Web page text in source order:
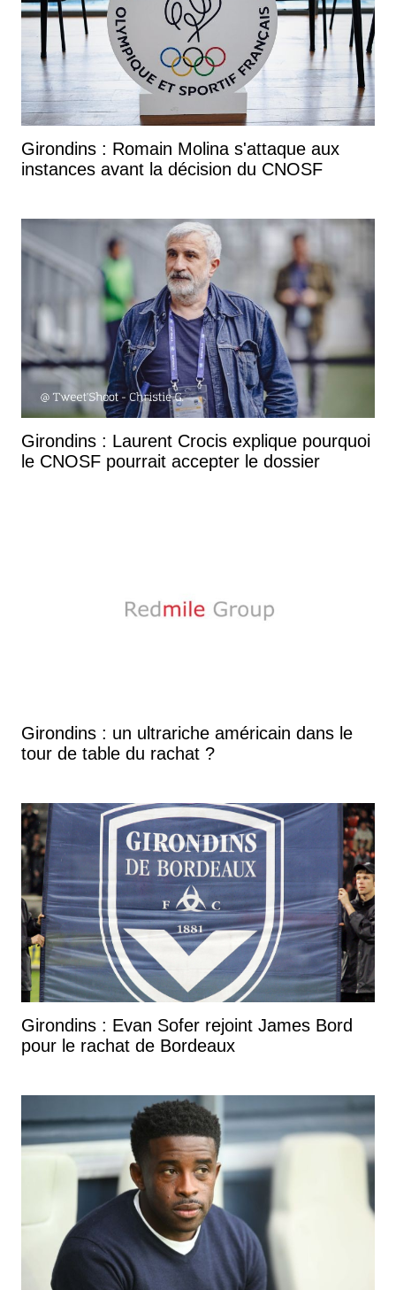
Girondins : Romain Molina s'attaque aux
instances avant la décision du CNOSF
Girondins : Laurent Crocis explique pourquoi
le CNOSF pourrait accepter le dossier
Girondins : un ultrariche américain dans le
tour de table du rachat ?
Girondins : Evan Sofer rejoint James Bord
pour le rachat de Bordeaux